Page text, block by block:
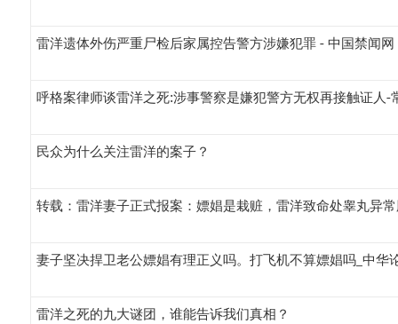
雷洋遗体外伤严重尸检后家属控告警方涉嫌犯罪 - 中国禁闻网
呼格案律师谈雷洋之死:涉事警察是嫌犯警方无权再接触证人-
民众为什么关注雷洋的案子？
转载：雷洋妻子正式报案：嫖娼是栽赃，雷洋致命处睾丸异
妻子坚决捍卫老公嫖娼有理正义吗。打飞机不算嫖娼吗_中华
雷洋之死的九大谜团，谁能告诉我们真相？